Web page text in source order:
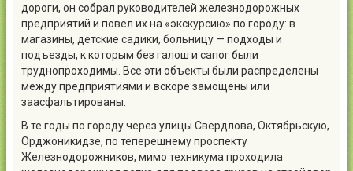
дороги, он собрал руководителей железнодорожных
предприятий и повел их на «экскурсию» по городу: в
магазины, детские садики, больницу — подходы и
подъезды, к которым без галош и сапог были
труднопроходимы. Все эти объекты были распределены
между предприятиями и вскоре замощены или
заасфальтированы.
В те годы по городу через улицы Свердлова, Октябрьскую,
Орджоникидзе, по теперешнему проспекту
Железнодорожников, мимо техникума проходила